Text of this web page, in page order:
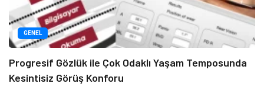
GENEL
Progresif Gözlük ile Çok Odaklı Yaşam Temposunda
Kesintisiz Görüş Konforu